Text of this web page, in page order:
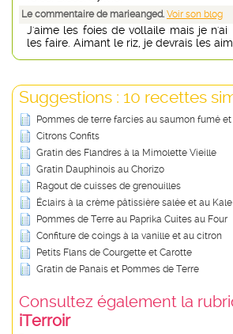
Le commentaire de marieanged. Voir son blog
J'aime les foies de vollaile mais je
les faire. Aimant le riz, je devrais les
Suggestions : 10 recettes
Pommes de terre farcies au saumon fumé
Citrons Confits
Gratin des Flandres à la Mimolette Vieille
Gratin Dauphinois au Chorizo
Ragout de cuisses de grenouilles
Éclairs à la crème pâtissière salée et au Kale
Pommes de Terre au Paprika Cuites au Four
Confiture de coings à la vanille et au citron
Petits Flans de Courgette et Carotte
Gratin de Panais et Pommes de Terre
Consultez également la
iTerroir